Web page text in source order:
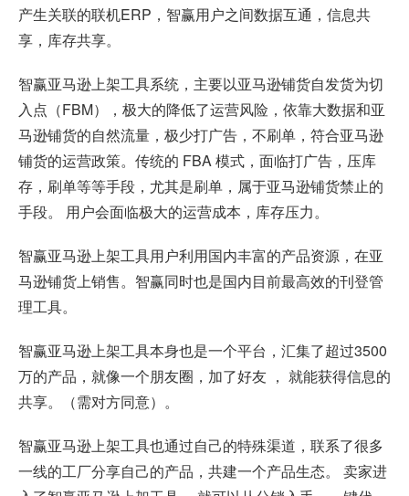
产生关联的联机ERP，智赢用户之间数据互通，信息共
享，库存共享。
智赢亚马逊上架工具系统，主要以亚马逊铺货自发货为切
入点（FBM），极大的降低了运营风险，依靠大数据和亚
马逊铺货的自然流量，极少打广告，不刷单，符合亚马逊
铺货的运营政策。传统的 FBA 模式，面临打广告，压库
存，刷单等等手段，尤其是刷单，属于亚马逊铺货禁止的
手段。 用户会面临极大的运营成本，库存压力。
智赢亚马逊上架工具用户利用国内丰富的产品资源，在亚
马逊铺货上销售。智赢同时也是国内目前最高效的刊登管
理工具。
智赢亚马逊上架工具本身也是一个平台，汇集了超过3500
万的产品，就像一个朋友圈，加了好友 ， 就能获得信息的
共享。（需对方同意）。
智赢亚马逊上架工具也通过自己的特殊渠道，联系了很多
一线的工厂分享自己的产品，共建一个产品生态。 卖家进